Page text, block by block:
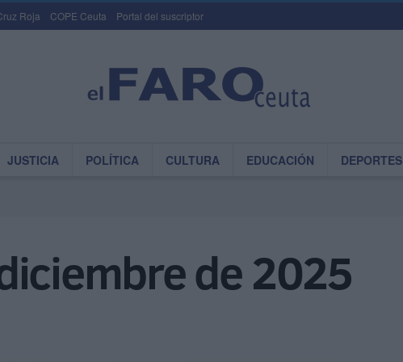
Roja COPE Ceuta Portal del suscriptor
JUSTICIA POLÍTICA CULTURA EDUCACIÓN DEPORTES
de 2025